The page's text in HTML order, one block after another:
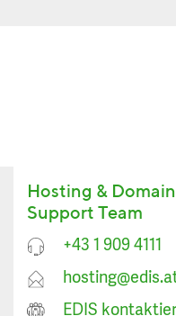
Hosting & Domain
Support Team
+43 1 909 4111
EDIS